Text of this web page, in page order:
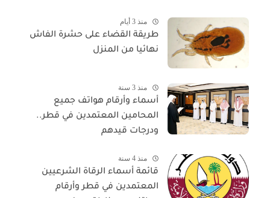
منذ 3 أيام
طريقة القضاء على حشرة الفاش
نهائيا من المنزل
منذ 3 سنة
أسماء وأرقام هواتف جميع
المحامين المعتمدين في قطر..
ودرجات قيدهم
منذ 4 سنة
قائمة أسماء الرقاة الشرعيين
المعتمدين في قطر وأرقام